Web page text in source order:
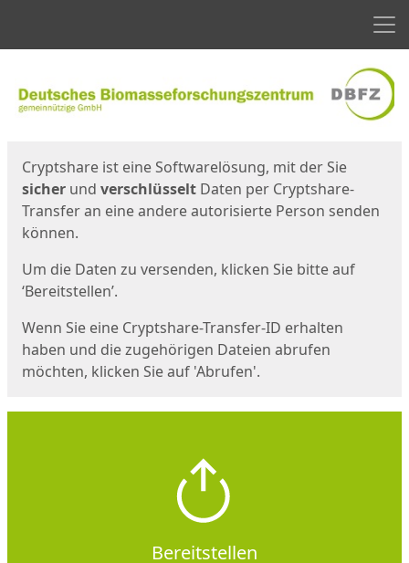
Cryptshare ist eine Softwarelösung, mit der Sie
sicher und verschlüsselt Daten per Cryptshare-
Transfer an eine andere autorisierte Person senden
können.
Um die Daten zu versenden, klicken Sie bitte auf
‘Bereitstellen’.
Wenn Sie eine Cryptshare-Transfer-ID erhalten
haben und die zugehörigen Dateien abrufen
möchten, klicken Sie auf 'Abrufen'.
Bereitstellen